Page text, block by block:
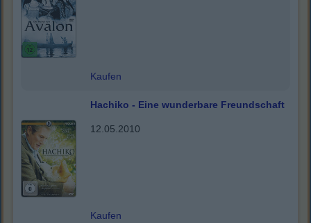
Kaufen
Hachiko - Eine wunderbare Freundschaft
12.05.2010
Kaufen